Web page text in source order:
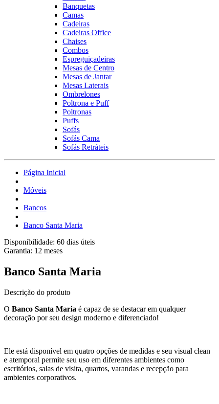
Banquetas
Camas
Cadeiras
Cadeiras Office
Chaises
Combos
Espreguiçadeiras
Mesas de Centro
Mesas de Jantar
Mesas Laterais
Ombrelones
Poltrona e Puff
Poltronas
Puffs
Sofás
Sofás Cama
Sofás Retráteis
Página Inicial
Móveis
Bancos
Banco Santa Maria
Disponibilidade: 60 dias úteis
Garantia: 12 meses
Banco Santa Maria
Descrição do produto
O Banco Santa Maria é capaz de se destacar em qualquer
decoração por seu design moderno e diferenciado!
Ele está disponível em quatro opções de medidas e seu visual clean
e atemporal permite seu uso em diferentes ambientes como
escritórios, salas de visita, quartos, varandas e recepção para
ambientes corporativos.